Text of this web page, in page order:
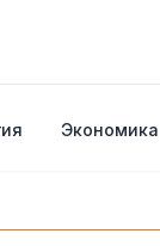
Экономика